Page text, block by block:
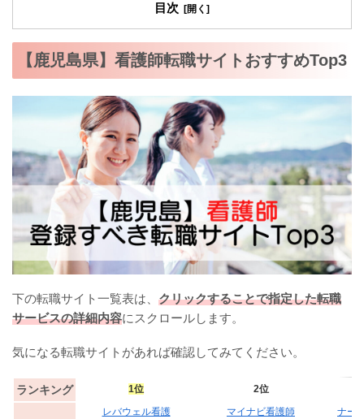
目次
【鹿児島県】看護師転職サイトおすすめTop3
下の転職サイト一覧表は、 クリックすることで指定した転職
サービスの詳細内容にスクロールします。
気になる転職サイトがあれば確認してみてください。
ランキング 1位 2位
レバウェル看護 マイナビ看護師 ナー